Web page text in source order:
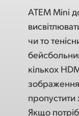
ATEM Mini
чи то
кількох
пропустити
Якщо